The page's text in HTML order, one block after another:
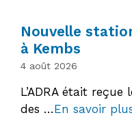
Nouvelle
à Kembs
4 août 2026
L’ADRA était
des …En savoir